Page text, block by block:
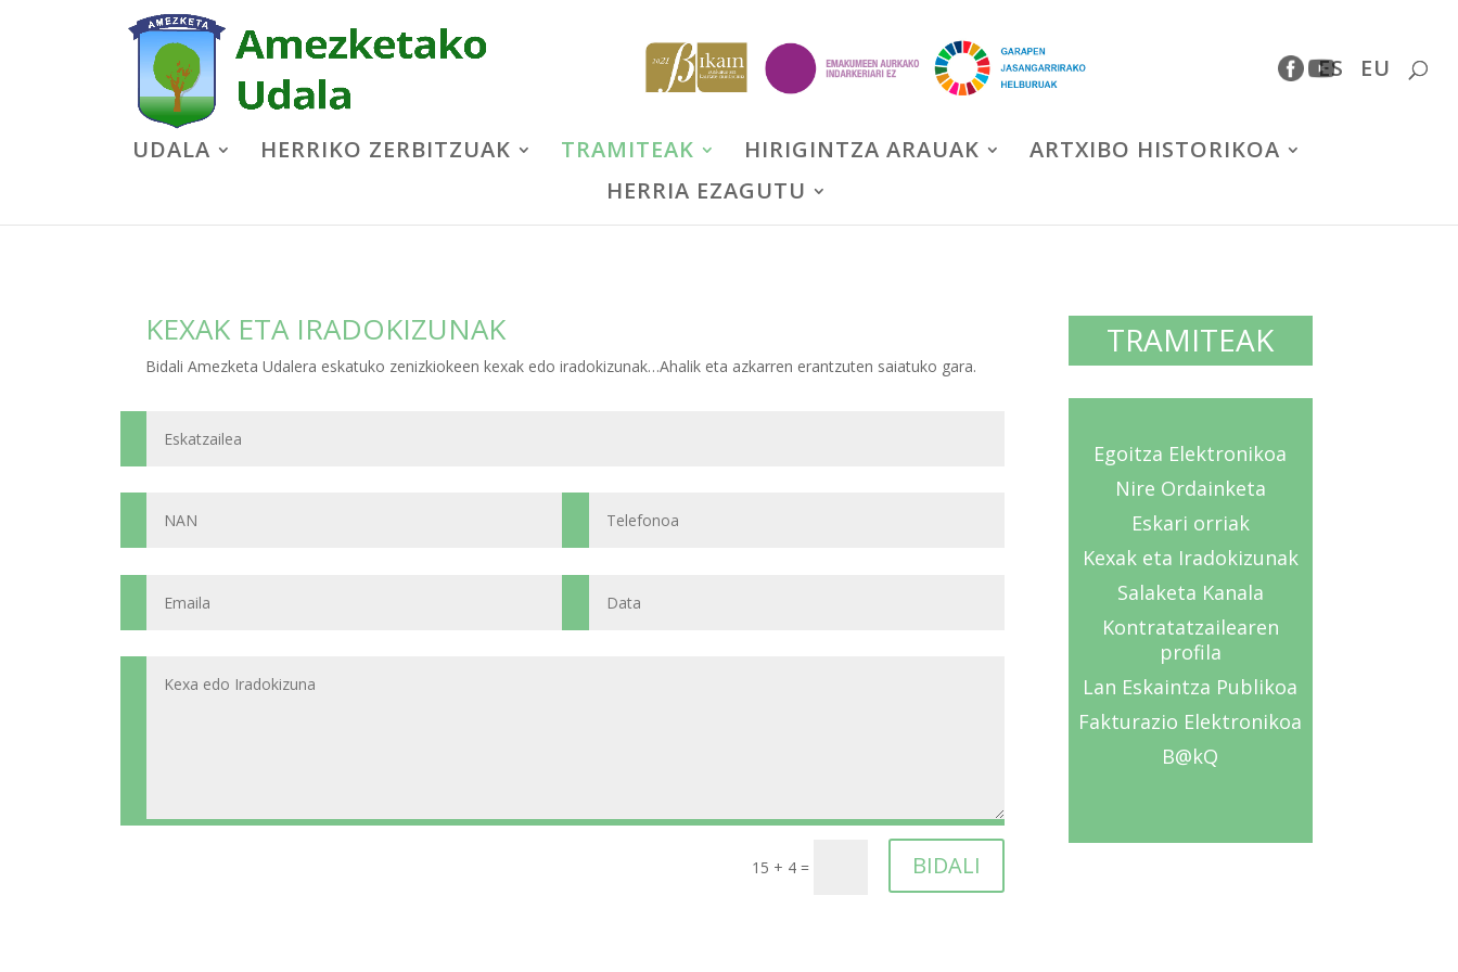
UDALA HERRIKO ZERBITZUAK TRAMITEAK HIRIGINTZA ARAUAK
ARTXIBO HISTORIKOA
HERRIA EZAGUTU
EU
ES
KEXAK ETA IRADOKIZUNAK
Bidali Amezketa Udalera eskatuko zenizkiokeen kexak edo iradokizunak…Ahalik eta azkarren erantzuten saiatuko gara.
15 + 4 = BIDALI
TRAMITEAK
Egoitza Elektronikoa
Nire Ordainketa
Eskari orriak
Kexak eta Iradokizunak
Salaketa Kanala
Kontratatzailearen
profila
Lan Eskaintza Publikoa
Fakturazio Elektronikoa
B@kQ